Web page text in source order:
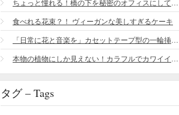
食べれる花束？！ ヴィーガンな美しすぎるケーキ
タグ – Tags